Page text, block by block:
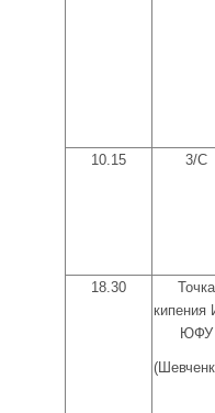
10.15 3/С
18.30
Точка
кипения
ЮФУ